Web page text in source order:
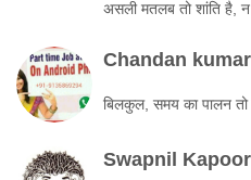
असली मतलब तो शांति है,
Chandan kumar
बिलकुल, समय का पालन
Swapnil Kapoor